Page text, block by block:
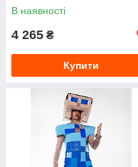
В наявності
4 265 ₴
Купити